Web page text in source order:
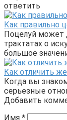
ответить
Как правильно
Поцелуй может
трактатах о
большое
Как отличить
Когда вы
серьезные
Добавить
Имя *